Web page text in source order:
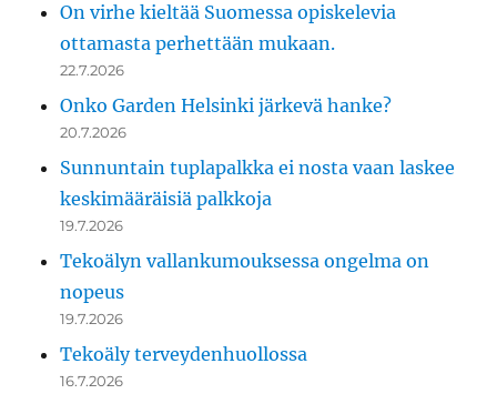
On virhe kieltää Suomessa opiskelevia
ottamasta perhettään mukaan.
22.7.2026
Onko Garden Helsinki järkevä hanke?
20.7.2026
Sunnuntain tuplapalkka ei nosta vaan laskee
keskimääräisiä palkkoja
19.7.2026
Tekoälyn vallankumouksessa ongelma on
nopeus
19.7.2026
Tekoäly terveydenhuollossa
16.7.2026